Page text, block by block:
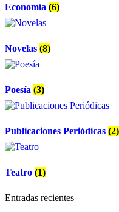
Economía (6)
Novelas (8)
Poesía (3)
Publicaciones Periódicas (2)
Teatro (1)
Entradas recientes